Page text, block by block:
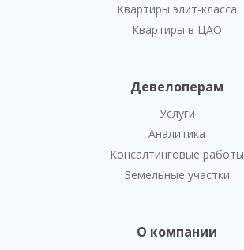
Квартиры элит-класса
Квартиры в ЦАО
Девелоперам
Услуги
Аналитика
Консалтинговые работы
Земельные участки
О компании